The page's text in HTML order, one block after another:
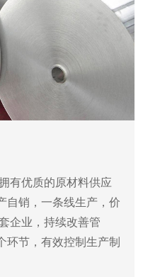
有优质的原材料供应
自销，一条线生产，价
企业，持续改善管
环节，有效控制生产制